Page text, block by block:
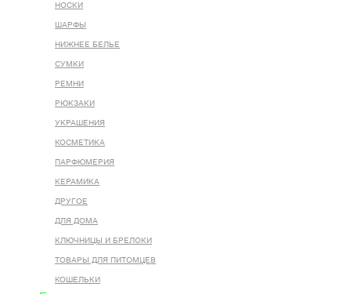
НОСКИ
ШАРФЫ
НИЖНЕЕ БЕЛЬЕ
СУМКИ
РЕМНИ
РЮКЗАКИ
УКРАШЕНИЯ
КОСМЕТИКА
ПАРФЮМЕРИЯ
КЕРАМИКА
ДРУГОЕ
ДЛЯ ДОМА
КЛЮЧНИЦЫ И БРЕЛОКИ
ТОВАРЫ ДЛЯ ПИТОМЦЕВ
КОШЕЛЬКИ